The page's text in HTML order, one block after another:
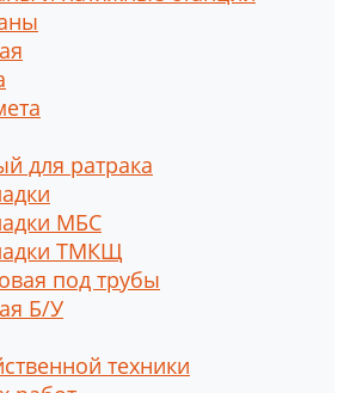
для ратрака
МБС
ТМКЩ
под трубы
Б/У
техники